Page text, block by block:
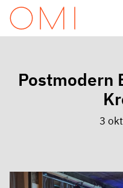
Postmodern
3